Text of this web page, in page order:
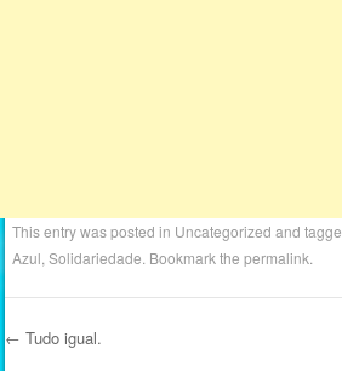
This entry was posted in Uncategorized and
Azul,Solidariedade. Bookmark thepermalink.
← Tudo igual.